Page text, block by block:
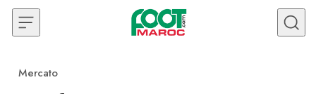
Skip to content
Category
Mercato